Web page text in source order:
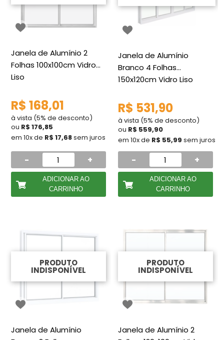
Janela de Alumínio 2
Folhas 100x100cm Vidro
Liso
R$ 168,01
à vista (5% de desconto)
ou R$ 176,85
em 10x de R$ 17,68sem juros
- +
ADICIONAR AO
CARRINHO
Janela de Alumínio
Branco 4 Folhas
150x120cm Vidro Liso
R$ 531,90
à vista (5% de desconto)
ou R$ 559,90
em 10x de R$ 55,99 sem juros
- +
ADICIONAR AO
CARRINHO
PRODUTO
INDISPONÍVEL
Janela de Alumínio
PRODUTO
INDISPONÍVEL
Janela de Alumínio 2